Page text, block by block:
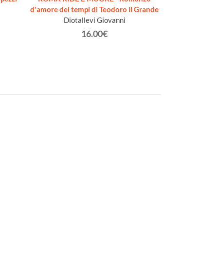
d'amore dei tempi di Teodoro il Grande
Diotallevi Giovanni
16.00€